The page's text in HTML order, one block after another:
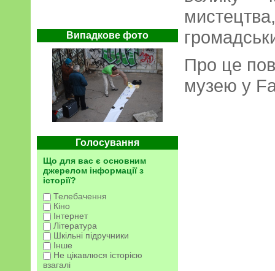
Випадкове фото
Голосування
Що для вас є основним
джерелом інформації з
історії?
Телебачення
Кіно
Інтернет
Література
Шкільні підручники
Інше
Не цікавлюся історією
взагалі
Про це
музею у